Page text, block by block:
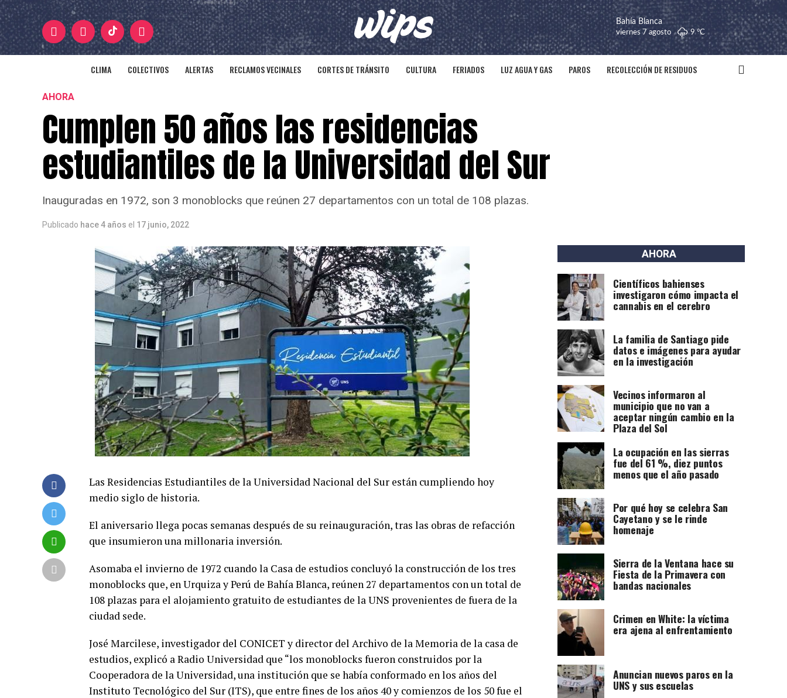
Bahía Blanca
viernes 7 agosto 9 °C
CLIMA COLECTIVOS ALERTAS RECLAMOS VECINALES CORTES DE TRÁNSITO CULTURA FERIADOS LUZ AGUA Y GAS PAROS RECOLECCIÓN DE RESIDUOS
AHORA
Cumplen 50 años las residencias
estudiantiles de la Universidad del Sur
Inauguradas en 1972, son 3 monoblocks que reúnen 27 departamentos con un total de 108 plazas.
Publicado hace 4 años el 17 junio, 2022
Las Residencias Estudiantiles de la Universidad Nacional del Sur están cumpliendo hoy
medio siglo de historia.
El aniversario llega pocas semanas después de su reinauguración, tras las obras de refacción
que insumieron una millonaria inversión.
Asomaba el invierno de 1972 cuando la Casa de estudios concluyó la construcción de los tres
monoblocks que, en Urquiza y Perú de Bahía Blanca, reúnen 27 departamentos con un total de
108 plazas para el alojamiento gratuito de estudiantes de la UNS provenientes de fuera de la
ciudad sede.
José Marcilese, investigador del CONICET y director del Archivo de la Memoria de la casa de
estudios, explicó a Radio Universidad que “los monoblocks fueron construidos por la
Cooperadora de la Universidad, una institución que se había conformado en los años del
Instituto Tecnológico del Sur (ITS), que entre fines de los años 40 y comienzos de los 50 fue el
AHORA
Científicos bahienses
investigaron cómo impacta el
cannabis en el cerebro
La familia de Santiago pide
datos e imágenes para ayudar
en la investigación
Vecinos informaron al
municipio que no van a
aceptar ningún cambio en la
Plaza del Sol
La ocupación en las sierras
fue del 61 %, diez puntos
menos que el año pasado
Por qué hoy se celebra San
Cayetano y se le rinde
homenaje
Sierra de la Ventana hace su
Fiesta de la Primavera con
bandas nacionales
Crimen en White: la víctima
era ajena al enfrentamiento
Anuncian nuevos paros en la
UNS y sus escuelas